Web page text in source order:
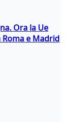
Ora la Ue
e Madrid